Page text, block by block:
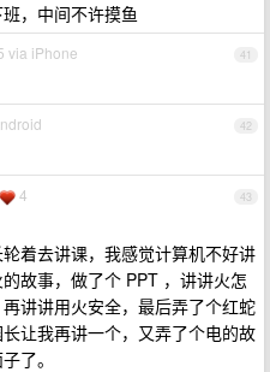
，中间不许摸鱼
41
via iPhone
42
43
4
着去讲课，我感觉计算机不好讲
故事，做了个 PPT ，讲讲火怎
讲讲用火安全，最后弄了个红蛇
让我再讲一个，又弄了个电的故
了。